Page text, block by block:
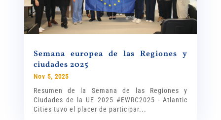
Semana europea de las Regiones y
ciudades 2025
Nov 5, 2025
Resumen de la Semana de las Regiones y
Ciudades de la UE 2025 #EWRC2025 - Atlantic
Cities tuvo el placer de participar...